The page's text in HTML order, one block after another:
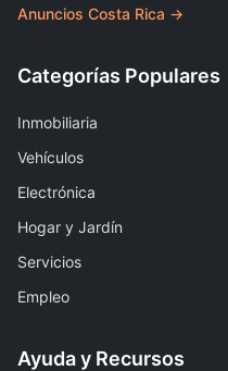
Anuncios Costa Rica →
Categorías Populares
Inmobiliaria
Vehículos
Electrónica
Hogar y Jardín
Servicios
Empleo
Ayuda y Recursos